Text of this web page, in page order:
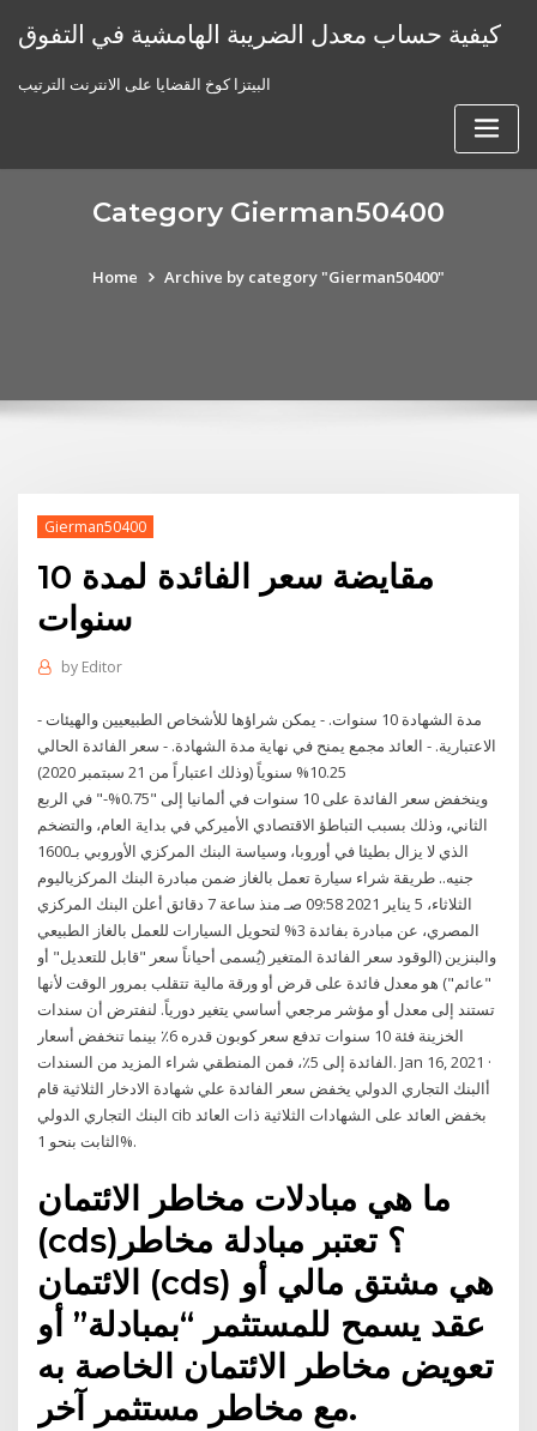
كيفية حساب معدل الضريبة الهامشية في التفوق
البيتزا كوخ القضايا على الانترنت الترتيب
Category Gierman50400
Home Archive by category "Gierman50400"
Gierman50400
مقايضة سعر الفائدة لمدة 10
سنوات
by Editor
- مدة الشهادة 10 سنوات. - يمكن شراؤها للأشخاص الطبيعيين والهيئات
الاعتبارية. - العائد مجمع يمنح في نهاية مدة الشهادة. - سعر الفائدة الحالي
10.25% سنوياً (وذلك اعتباراً من 21 سبتمبر 2020)
وينخفض سعر الفائدة على 10 سنوات في ألمانيا إلى "0.75%-" في الربع
الثاني، وذلك بسبب التباطؤ الاقتصادي الأميركي في بداية العام، والتضخم
الذي لا يزال بطيئا في أوروبا، وسياسة البنك المركزي الأوروبي بـ1600
جنيه.. طريقة شراء سيارة تعمل بالغاز ضمن مبادرة البنك المركزياليوم
الثلاثاء، 5 يناير 2021 09:58 صـ منذ ساعة 7 دقائق أعلن البنك المركزي
المصري، عن مبادرة بفائدة 3% لتحويل السيارات للعمل بالغاز الطبيعي
والبنزين (الوقود سعر الفائدة المتغير (يُسمى أحياناً سعر "قابل للتعديل" أو
"عائم") هو معدل فائدة على قرض أو ورقة مالية تتقلب بمرور الوقت لأنها
تستند إلى معدل أو مؤشر مرجعي أساسي يتغير دورياً. لنفترض أن سندات
الخزينة فئة 10 سنوات تدفع سعر كوبون قدره 6٪ بينما تنخفض أسعار
الفائدة إلى 5٪، فمن المنطقي شراء المزيد من السندات. Jan 16, 2021 ·
أالبنك التجاري الدولي يخفض سعر الفائدة علي شهادة الادخار الثلاثية قام
البنك التجاري الدولي cib بخفض العائد على الشهادات الثلاثية ذات العائد
الثابت بنحو 1%.
ما هي مبادلات مخاطر الائتمان
(cds)؟ تعتبر مبادلة مخاطر
الائتمان (cds) هي مشتق مالي أو
عقد يسمح للمستثمر “بمبادلة” أو
تعويض مخاطر الائتمان الخاصة به
مع مخاطر مستثمر آخر.